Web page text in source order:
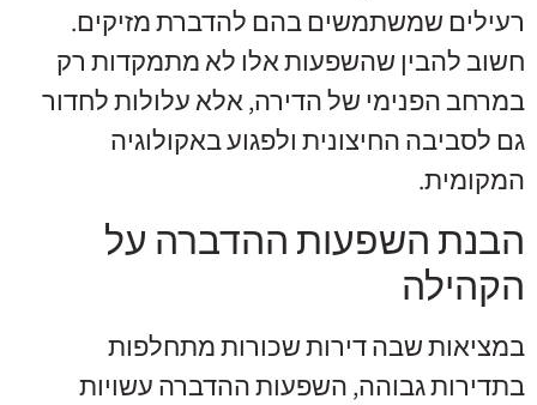
רעילים שמשתמשים בהם להדברת מזיקים.
חשוב להבין שהשפעות אלו לא מתמקדות רק
במרחב הפנימי של הדירה, אלא עלולות לחדור
גם לסביבה החיצונית ולפגוע באקולוגיה
המקומית.
הבנת השפעות ההדברה על
הקהילה
במציאות שבה דירות שכורות מתחלפות
בתדירות גבוהה, השפעות ההדברה עשויות